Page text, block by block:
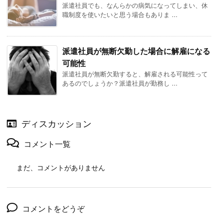
派遣社員でも、なんらかの病気になってしまい、休
職制度を使いたいと思う場合もありま ...
派遣社員が無断欠勤した場合に解雇になる
可能性
派遣社員が無断欠勤すると、解雇される可能性って
あるのでしょうか？派遣社員が勤務し ...
ディスカッション
コメント一覧
まだ、コメントがありません
コメントをどうぞ